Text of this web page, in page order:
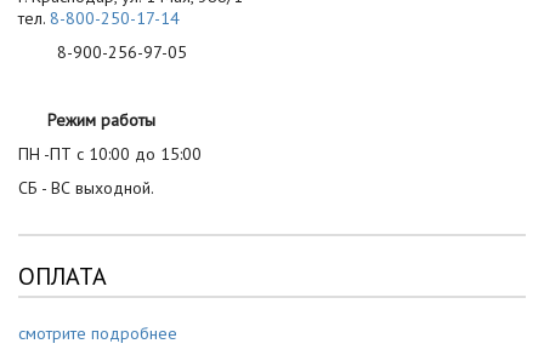
тел. 8-800-250-17-14
8-900-256-97-05
Режим работы
ПН -ПТ с 10:00 до 15:00
СБ - ВС выходной.
ОПЛАТА
смотрите подробнее